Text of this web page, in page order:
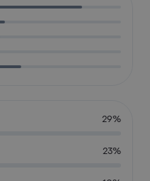
29%
23%